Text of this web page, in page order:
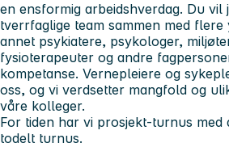
en ensformig arbeidshverdag. Du
tverrfaglige team sammen med
annet psykiatere, psykologer,
fysioterapeuter og andre
kompetanse. Vernepleiere og
oss, og vi verdsetter mangfold og
våre kolleger.
For tiden har vi prosjekt-turnus med
todelt turnus.